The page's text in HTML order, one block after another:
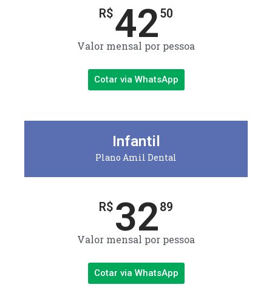
R$4250
Valor mensal por pessoa
Cotar via WhatsApp
Infantil
Plano Amil Dental
R$ 3289
Valor mensal por pessoa
Cotar via WhatsApp